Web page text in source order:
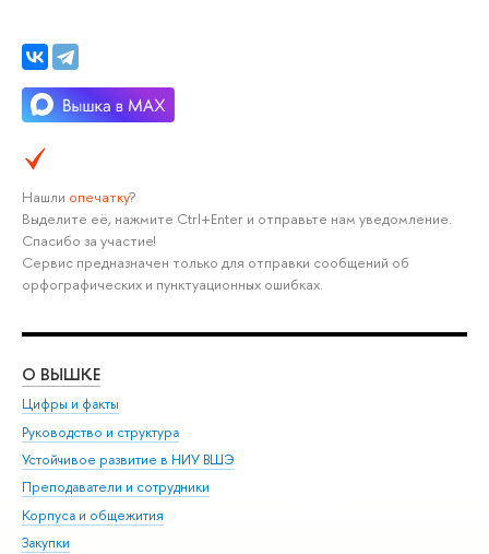
Нашли опечатку?
Выделите её, нажмите Ctrl+Enter и отправьте нам уведомление.
Спасибо за участие!
Сервис предназначен только для отправки сообщений об
орфографических и пунктуационных ошибках.
О ВЫШКЕ
Цифры и факты
Руководство и структура
Устойчивое развитие в НИУ ВШЭ
Преподаватели и сотрудники
Корпуса и общежития
Закупки